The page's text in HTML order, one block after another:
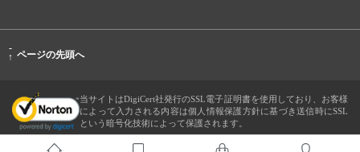
-
↑ ページの先頭へ
当サイトはDigiCert社発行のSSL電子証明書を使用しており、お客様
によって入力される内容は個人情報保護方針に基づき送信時にSSL
という暗号化技術によって保護されます。